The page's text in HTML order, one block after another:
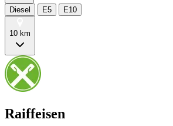
Diesel E5 E10
10 km
Raiffeisen